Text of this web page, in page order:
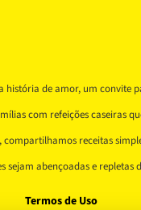
história de amor, um
com refeições caseiras
receitas
sejam abençoadas e repletas
Termos de Uso